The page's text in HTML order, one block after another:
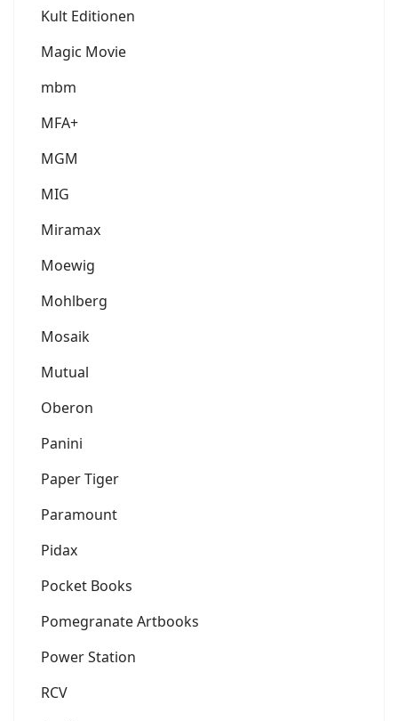
Kult Editionen
Magic Movie
mbm
MFA+
MGM
MIG
Miramax
Moewig
Mohlberg
Mosaik
Mutual
Oberon
Panini
Paper Tiger
Paramount
Pidax
Pocket Books
Pomegranate Artbooks
Power Station
RCV